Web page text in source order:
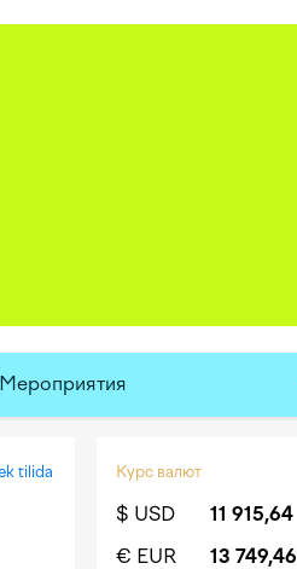
Мероприятия
tilida Курс валют
$ USD 11 915,64
€ EUR
13 749,46